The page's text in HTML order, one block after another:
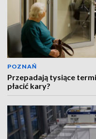
POZNAŃ
Przepadają tysiące
płacić kary?